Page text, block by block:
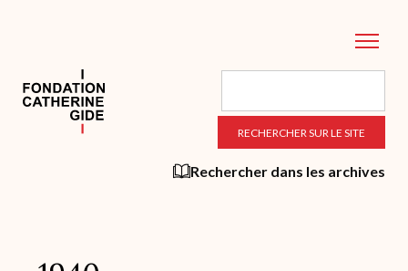
principal
Rechercher dans les archives